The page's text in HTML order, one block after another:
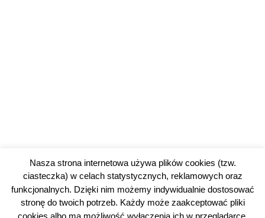
Nasza strona internetowa używa plików cookies (tzw.
ciasteczka) w celach statystycznych, reklamowych oraz
funkcjonalnych. Dzięki nim możemy indywidualnie dostosować
stronę do twoich potrzeb. Każdy może zaakceptować pliki
cookies albo ma możliwość wyłączenia ich w przeglądarce,